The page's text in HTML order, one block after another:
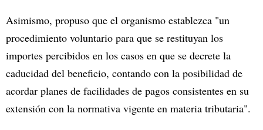
Asimismo, propuso que el organismo establezca "un
procedimiento voluntario para que se restituyan los
importes percibidos en los casos en que se decrete la
caducidad del beneficio, contando con la posibilidad de
acordar planes de facilidades de pagos consistentes en su
extensión con la normativa vigente en materia tributaria".